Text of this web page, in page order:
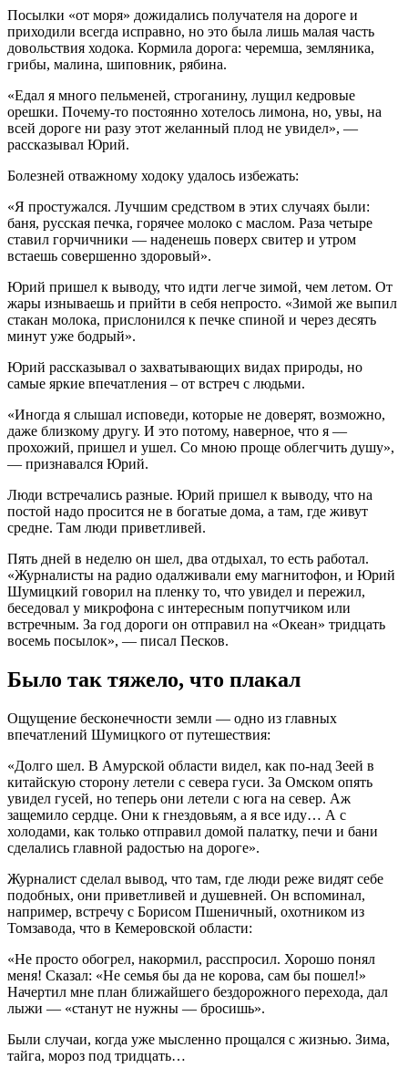
Посылки «от моря» дожидались получателя на дороге и
приходили всегда исправно, но это была лишь малая часть
довольствия ходока. Кормила дорога: черемша, земляника,
грибы, малина, шиповник, рябина.
«Едал я много пельменей, строганину, лущил кедровые
орешки. Почему-то постоянно хотелось лимона, но, увы, на
всей дороге ни разу этот желанный плод не увидел», —
рассказывал Юрий.
Болезней отважному ходоку удалось избежать:
«Я простужался. Лучшим средством в этих случаях были:
баня, русская печка, горячее молоко с маслом. Раза четыре
ставил горчичники — наденешь поверх свитер и утром
встаешь совершенно здоровый».
Юрий пришел к выводу, что идти легче зимой, чем летом. От
жары изнываешь и прийти в себя непросто. «Зимой же выпил
стакан молока, прислонился к печке спиной и через десять
минут уже бодрый».
Юрий рассказывал о захватывающих видах природы, но
самые яркие впечатления – от встреч с людьми.
«Иногда я слышал исповеди, которые не доверят, возможно,
даже близкому другу. И это потому, наверное, что я —
прохожий, пришел и ушел. Со мною проще облегчить душу»,
— признавался Юрий.
Люди встречались разные. Юрий пришел к выводу, что на
постой надо просится не в богатые дома, а там, где живут
средне. Там люди приветливей.
Пять дней в неделю он шел, два отдыхал, то есть работал.
«Журналисты на радио одалживали ему магнитофон, и Юрий
Шумицкий говорил на пленку то, что увидел и пережил,
беседовал у микрофона с интересным попутчиком или
встречным. За год дороги он отправил на «Океан» тридцать
восемь посылок», — писал Песков.
Было так тяжело, что плакал
Ощущение бесконечности земли — одно из главных
впечатлений Шумицкого от путешествия:
«Долго шел. В Амурской области видел, как по-над Зеей в
китайскую сторону летели с севера гуси. За Омском опять
увидел гусей, но теперь они летели с юга на север. Аж
защемило сердце. Они к гнездовьям, а я все иду… А с
холодами, как только отправил домой палатку, печи и бани
сделались главной радостью на дороге».
Журналист сделал вывод, что там, где люди реже видят себе
подобных, они приветливей и душевней. Он вспоминал,
например, встречу с Борисом Пшеничный, охотником из
Томзавода, что в Кемеровской области:
«Не просто обогрел, накормил, расспросил. Хорошо понял
меня! Сказал: «Не семья бы да не корова, сам бы пошел!»
Начертил мне план ближайшего бездорожного перехода, дал
лыжи — «станут не нужны — бросишь».
Были случаи, когда уже мысленно прощался с жизнью. Зима,
тайга, мороз под тридцать…